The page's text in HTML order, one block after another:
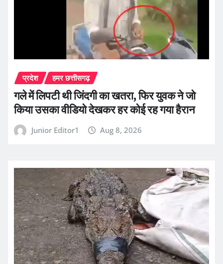
प्रदेश हमर छत्तीसगढ़
गले में लिपटी थी जिंदगी का खतरा, फिर युवक ने जो
किया उसका वीडियो देखकर हर कोई रह गया हैरान
Junior Editor1 Aug 8, 2026